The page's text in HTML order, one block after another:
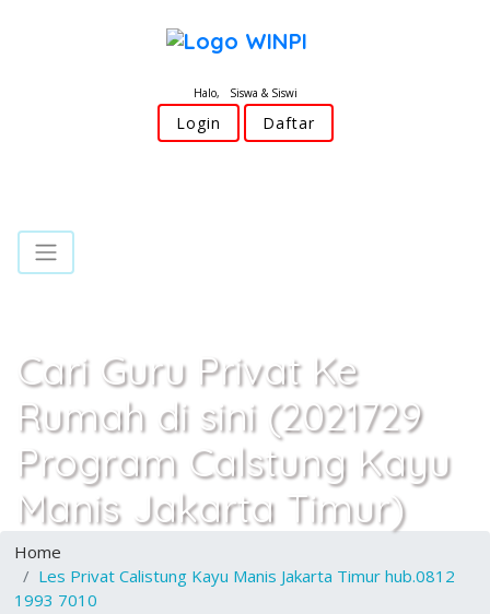
Halo, Siswa & Siswi
Login Daftar
Cari Guru Privat Ke
Rumah di sini (2021729
Program Calstung Kayu
Manis Jakarta Timur)
Home
Les Privat Calistung Kayu Manis Jakarta Timur hub.0812
1993 7010